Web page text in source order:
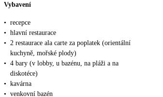
Vybavení
• recepce
• hlavní restaurace
• 2 restaurace ala carte za poplatek (orientální
kuchyně, mořské plody)
• 4 bary (v lobby, u bazénu, na pláži a na
diskotéce)
• kavárna
• venkovní bazén